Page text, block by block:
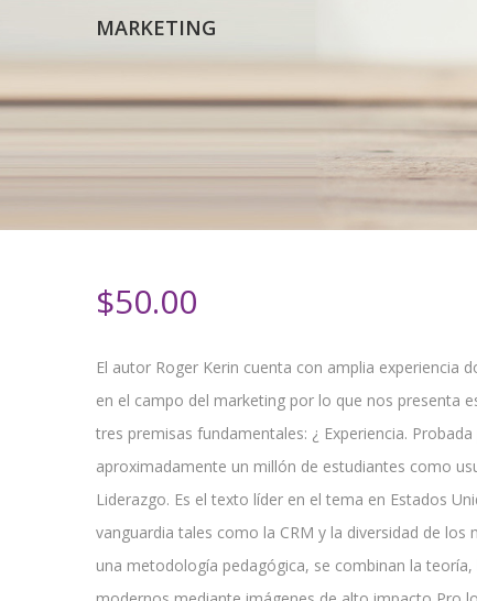
MARKETING
$50.00
El autor Roger Kerin cuenta con amplia experiencia
en el campo del marketing por lo que nos presenta
tres premisas fundamentales: ¿ Experiencia.
aproximadamente un millón de estudiantes como
Liderazgo. Es el texto líder en el tema en Estados
vanguardia tales como la CRM y la diversidad de los
una metodología pedagógica, se combinan la